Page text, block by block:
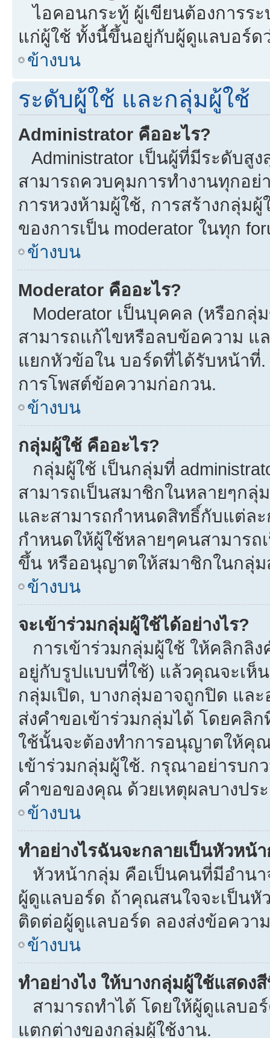
ไอคอนกระทู้ ผู้เขียนต้องการร
แก่ผู้ใช้ ทั้งนี้ขึ้นอยู่กับผู้ดูแลบอร์ด
ข้างบน
ระดับผู้ใช้ และกลุ่มผู้ใช้
Administrator คืออะไร?
Administrator เป็นผู้ที่มีระดับสู
สามารถควบคุมการทำงานทุกอย่
การหวงห้ามผู้ใช้, การสร้างกลุ่ม
ของการเป็น moderator ในทุก
ข้างบน
Moderator คืออะไร?
Moderator เป็นบุคคล (หรือก
สามารถแก้ไขหรือลบข้อความ แ
แยกหัวข้อใน บอร์ดที่ได้รับหน้าที่.
การโพสต์ข้อความก่อกวน.
ข้างบน
กลุ่มผู้ใช้ คืออะไร?
กลุ่มผู้ใช้ เป็นกลุ่มที่
สามารถเป็นสมาชิกในหลายๆก
และสามารถกำหนดสิทธิ์กับแต่ละ
กำหนดให้ผู้ใช้หลายๆคนสามารถ
ขึ้น หรืออนุญาตให้สมาชิกในกลุ่ม
ข้างบน
จะเข้าร่วมกลุ่มผู้ใช้ได้อย่างไร?
การเข้าร่วมกลุ่มผู้ใช้ ให้คลิกลิ
อยู่กับรูปแบบที่ใช้) แล้วคุณจะเห็
กลุ่มเปิด, บางกลุ่มอาจถูกปิด แล
ส่งคำขอเข้าร่วมกลุ่มได้ โดยคลิ
ใช้นั้นจะต้องทำการอนุญาตให้คุณ
เข้าร่วมกลุ่มผู้ใช้. กรุณาอย่ารบก
คำขอของคุณ ด้วยเหตุผลบางปร
ข้างบน
ทำอย่างไรฉันจะกลายเป็นหัวหน้
หัวหน้ากลุ่ม คือเป็นคนที่มีอำนา
ผู้ดูแลบอร์ด ถ้าคุณสนใจจะเป็น
ติดต่อผู้ดูแลบอร์ด ลองส่งข้อควา
ข้างบน
ทำอย่างไง ให้บางกลุ่มผู้ใช้แสดง
สามารถทำได้ โดยให้ผู้ดูแลบอ
แตกต่างของกลุ่มผู้ใช้งาน.